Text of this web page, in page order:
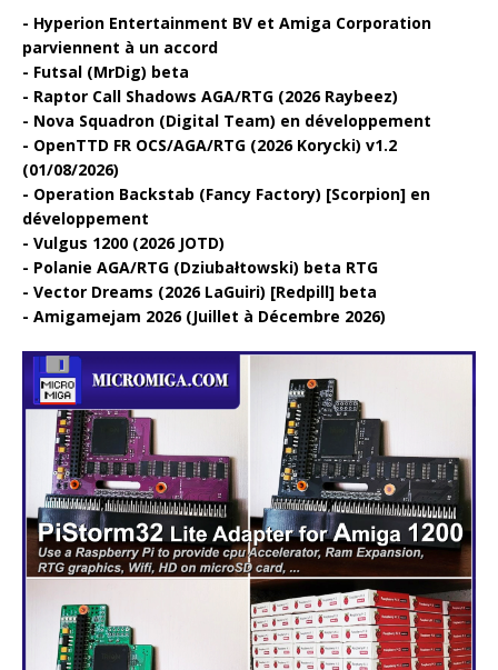
Hyperion Entertainment BV et Amiga Corporation
parviennent à un accord
Futsal (MrDig) beta
Raptor Call Shadows AGA/RTG (2026 Raybeez)
Nova Squadron (Digital Team) en développement
OpenTTD FR OCS/AGA/RTG (2026 Korycki) v1.2
(01/08/2026)
Operation Backstab (Fancy Factory) [Scorpion] en
développement
Vulgus 1200 (2026 JOTD)
Polanie AGA/RTG (Dziubałtowski) beta RTG
Vector Dreams (2026 LaGuiri) [Redpill] beta
Amigamejam 2026 (Juillet à Décembre 2026)